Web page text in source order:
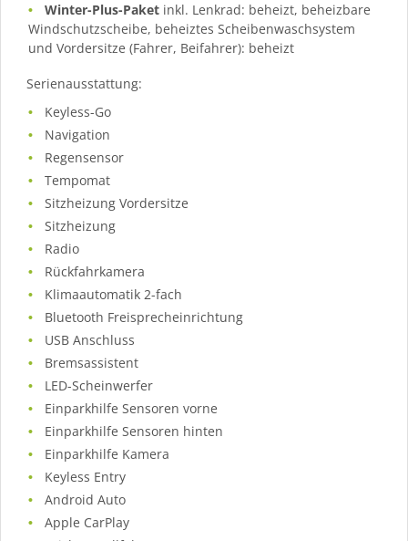
Winter-Plus-Paket inkl. Lenkrad: beheizt, beheizbare
Windschutzscheibe, beheiztes Scheibenwaschsystem
und Vordersitze (Fahrer, Beifahrer): beheizt
Serienausstattung:
Keyless-Go
Navigation
Regensensor
Tempomat
Sitzheizung Vordersitze
Sitzheizung
Radio
Rückfahrkamera
Klimaautomatik 2-fach
Bluetooth Freisprecheinrichtung
USB Anschluss
Bremsassistent
LED-Scheinwerfer
Einparkhilfe Sensoren vorne
Einparkhilfe Sensoren hinten
Einparkhilfe Kamera
Keyless Entry
Android Auto
Apple CarPlay